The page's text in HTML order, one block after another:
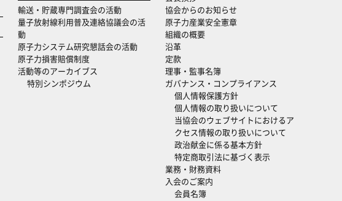
輸送・貯蔵専門調査会の活動
量子放射線利用普及連絡協議会の活
動
原子力システム研究懇話会の活動
原子力損害賠償制度
活動等のアーカイブス
特別シンポジウム
協会からのお知らせ
原子力産業安全憲章
組織の概要
沿革
定款
理事・監事名簿
ガバナンス・コンプライアンス
個人情報保護方針
個人情報の取り扱いについて
当協会のウェブサイトにおけるア
クセス情報の取り扱いについて
政治献金に係る基本方針
特定商取引法に基づく表示
業務・財務資料
入会のご案内
会員名簿